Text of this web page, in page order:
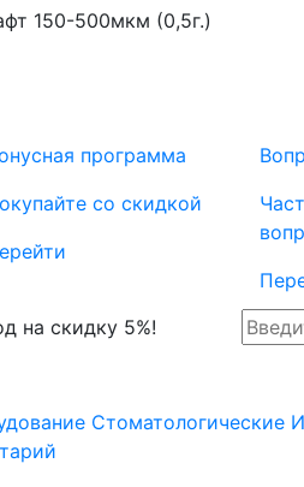
150-500мкм (0,5г.)
программа
со скидкой
на скидку 5%!
Стоматологические